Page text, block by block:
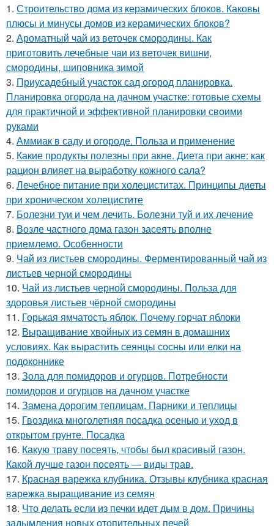
1. Строительство дома из керамических блоков. Каковы
плюсы и минусы домов из керамических блоков?
2. Ароматный чай из веточек смородины. Как
приготовить лечебные чаи из веточек вишни,
смородины, шиповника зимой
3. Приусадебный участок сад огород планировка.
Планировка огорода на дачном участке: готовые схемы
для практичной и эффективной планировки своими
руками
4. Аммиак в саду и огороде. Польза и применение
5. Какие продукты полезны при акне. Диета при акне: как
рацион влияет на выработку кожного сала?
6. Лечебное питание при холециститах. Принципы диеты
при хроническом холецистите
7. Болезни туи и чем лечить. Болезни туй и их лечение
8. Возле частного дома газон засеять вполне
приемлемо. Особенности
9. Чай из листьев смородины. Ферментированный чай из
листьев черной смородины
10. Чай из листьев черной смородины. Польза для
здоровья листьев чёрной смородины
11. Горькая ямчатость яблок. Почему горчат яблоки
12. Выращивание хвойных из семян в домашних
условиях. Как вырастить сеянцы сосны или елки на
подоконнике
13. Зола для помидоров и огурцов. Потребности
помидоров и огурцов на дачном участке
14. Замена дорогим теплицам. Парники и теплицы
15. Гвоздика многолетняя посадка осенью и уход в
открытом грунте. Посадка
16. Какую траву посеять, чтобы был красивый газон.
Какой лучше газон посеять — виды трав.
17. Красная варежка клубника. Отзывы клубника красная
варежка выращивание из семян
18. Что делать если из печки идет дым в дом. Причины
задымления новых отопительных печей